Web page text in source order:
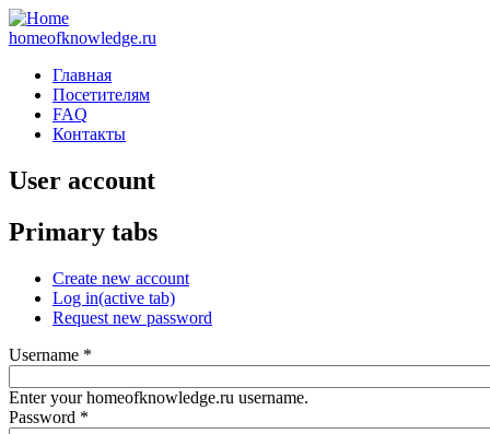
homeofknowledge.ru
Главная
Посетителям
FAQ
Контакты
User account
Primary tabs
Create new account
Log in(active tab)
Request new password
Username *
Enter your homeofknowledge.ru username.
Password *